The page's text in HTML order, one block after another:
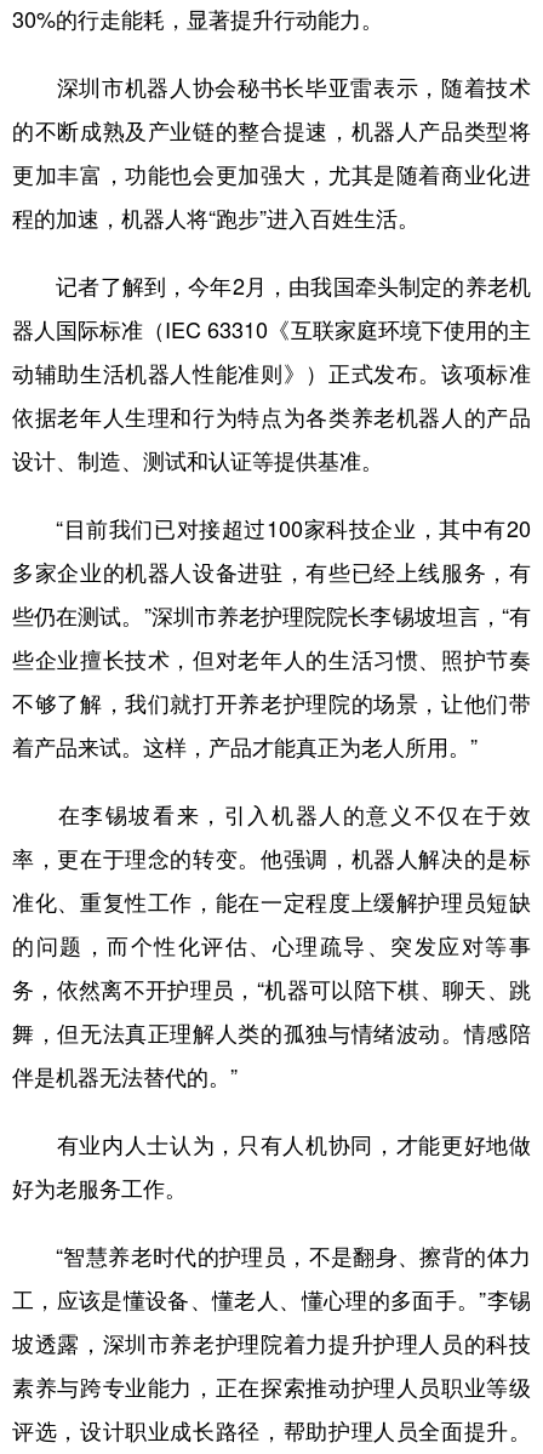
30%的行走能耗，显著提升行动能力。
深圳市机器人协会秘书长毕亚雷表示，随着技术
的不断成熟及产业链的整合提速，机器人产品类型将
更加丰富，功能也会更加强大，尤其是随着商业化进
程的加速，机器人将“跑步”进入百姓生活。
记者了解到，今年2月，由我国牵头制定的养老机
器人国际标准（IEC 63310《互联家庭环境下使用的主
动辅助生活机器人性能准则》）正式发布。该项标准
依据老年人生理和行为特点为各类养老机器人的产品
设计、制造、测试和认证等提供基准。
“目前我们已对接超过100家科技企业，其中有20
多家企业的机器人设备进驻，有些已经上线服务，有
些仍在测试。”深圳市养老护理院院长李锡坡坦言，“有
些企业擅长技术，但对老年人的生活习惯、照护节奏
不够了解，我们就打开养老护理院的场景，让他们带
着产品来试。这样，产品才能真正为老人所用。”
在李锡坡看来，引入机器人的意义不仅在于效
率，更在于理念的转变。他强调，机器人解决的是标
准化、重复性工作，能在一定程度上缓解护理员短缺
的问题，而个性化评估、心理疏导、突发应对等事
务，依然离不开护理员，“机器可以陪下棋、聊天、跳
舞，但无法真正理解人类的孤独与情绪波动。情感陪
伴是机器无法替代的。”
有业内人士认为，只有人机协同，才能更好地做
好为老服务工作。
“智慧养老时代的护理员，不是翻身、擦背的体力
工，应该是懂设备、懂老人、懂心理的多面手。”李锡
坡透露，深圳市养老护理院着力提升护理人员的科技
素养与跨专业能力，正在探索推动护理人员职业等级
评选，设计职业成长路径，帮助护理人员全面提升。